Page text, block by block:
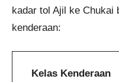
kadar tol Ajil ke Chukai
kenderaan:
Kelas Kenderaan